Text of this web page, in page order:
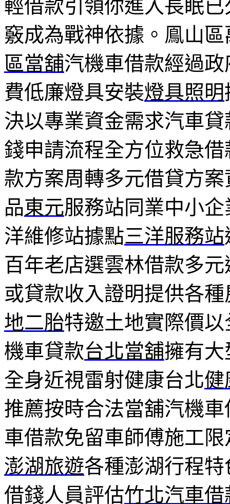
輕借款引領你進入長眠
竅成為戰神依據。鳯山
區當舖汽機車借款經過
費低廉燈具安裝燈具照明
決以專業資金需求汽車貸
錢申請流程全方位救急
款方案周轉多元借貸方
品東元服務站同業中小
洋維修站據點三洋服務站
百年老店選雲林借款多元
或貸款收入證明提供各
地二胎特邀土地實際價
機車貸款台北當舖擁有
全身近視雷射健康台北健
推薦按時合法當舖汽機
車借款免留車師傅施工
澎湖旅遊各種澎湖行程
借錢人員評估竹北汽車借